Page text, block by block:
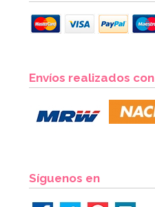
Envíos realizados con
Síguenos en